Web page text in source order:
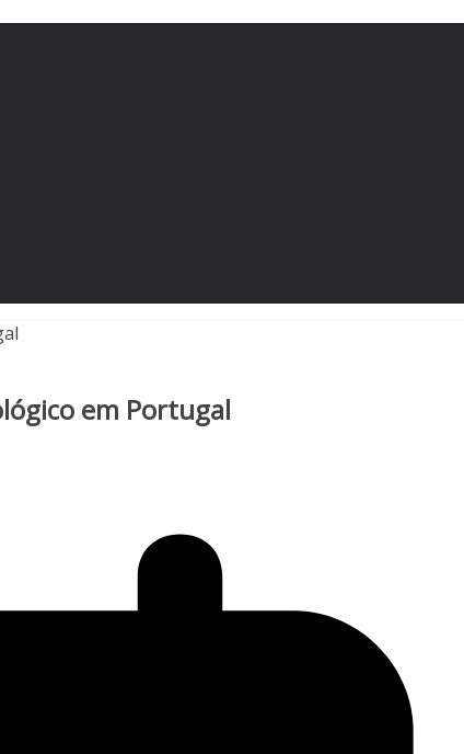
em Portugal